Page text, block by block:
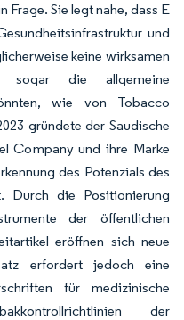
Frage. Sie legt nahe, dass E
und
keine wirksamen
sogar die allgemeine
wie von Tobacco
gründete der Saudische
Company und ihre Marke
des Potenzials des
Durch die Positionierung
der öffentlichen
eröffnen sich neue
erfordert jedoch eine
für medizinische
der